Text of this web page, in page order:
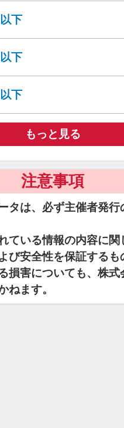
下
下
下
もっと見る
注意事項
タは、必ず主催者発
ている情報の内容に関
び安全性を保証する
損害についても、株
ねます。